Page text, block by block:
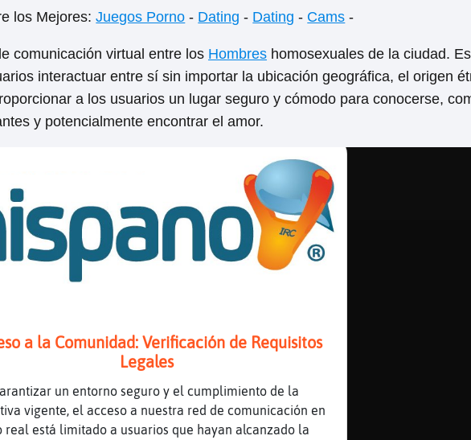
los Mejores:Juegos Porno - Dating - Dating - Cams -
comunicación virtual entre los Hombres homosexuales de la ciudad.
interactuar entre sí sin importar la ubicación geográfica, el origen
a los usuarios un lugar seguro y cómodo para conocerse,
y potencialmente encontrar el amor.